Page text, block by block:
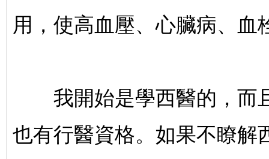
用，使高血壓、心臟病、血
我開始是學西醫的，而
也有行醫資格。如果不瞭解